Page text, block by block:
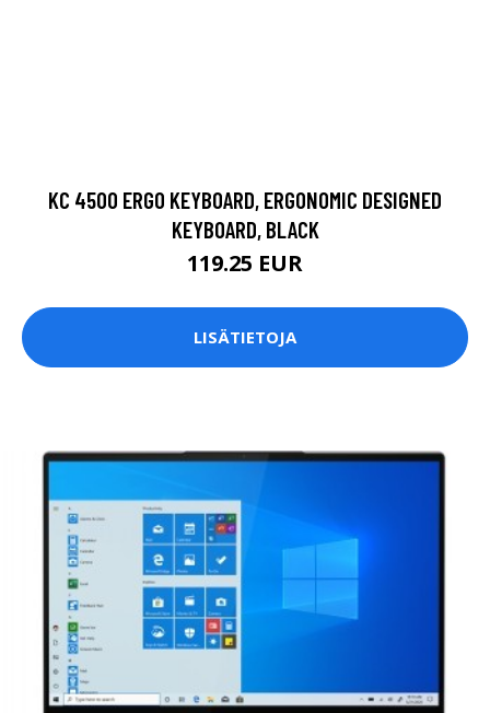
KC 4500 ERGO KEYBOARD, ERGONOMIC DESIGNED
KEYBOARD, BLACK
119.25 EUR
LISÄTIETOJA